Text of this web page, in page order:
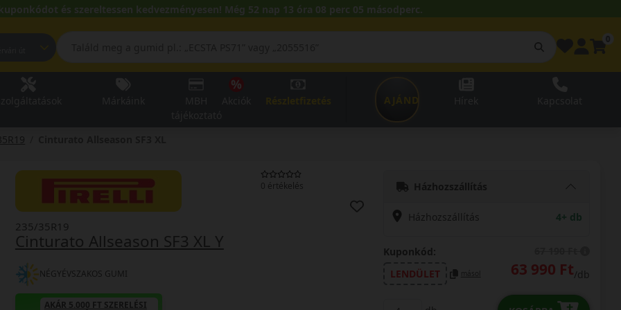
kuponkódot és szereltessen kedvezményesen! Még 52 nap 13 óra 08 perc 04 másodperc.
AJÁNDÉKUTALVÁNY
0 értékelés
Cinturato Allseason SF3 XL Y
235/35R19
NÉGYÉVSZAKOS GUMI
AKÁR 5.000 FT SZERELÉSI
Házhozszállítás
Házhozszállítás 4+ db
Kuponkód:
LENDÜLET
másol 63 990 Ft/db